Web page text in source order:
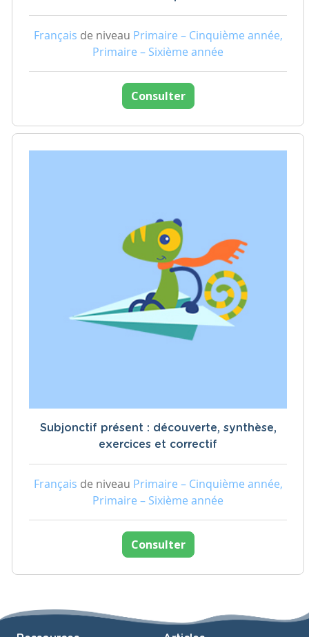
Français de niveau Primaire – Cinquième année,
Primaire – Sixième année
Consulter
Subjonctif présent : découverte, synthèse,
exercices et correctif
Français de niveau Primaire – Cinquième année,
Primaire – Sixième année
Consulter